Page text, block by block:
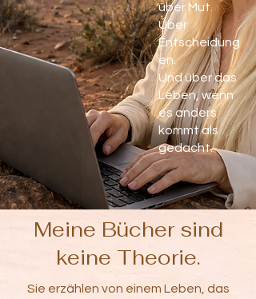
über Mut.
Über
Entscheidung
en.
Und über das
Leben, wenn
es anders
kommt als
gedacht.
Meine Bücher sind
keine Theorie.
Sie erzählen von einem Leben, das